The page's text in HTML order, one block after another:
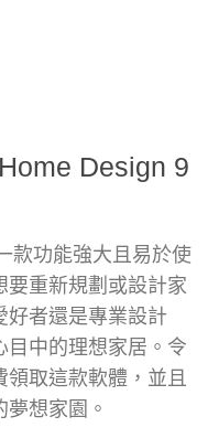
Design 9
款功能強大且易於使
要重新規劃或設計家
好者還是專業設計
目中的理想家居。令
取這款軟體，並且
想家園。